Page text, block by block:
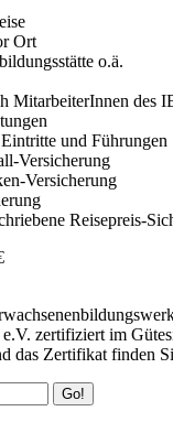
Ort
o.ä.
MitarbeiterInnen des
und Führungen
Versicherung
Versicherung
Reisepreis-
zertifiziert im
das Zertifikat finden
Go!